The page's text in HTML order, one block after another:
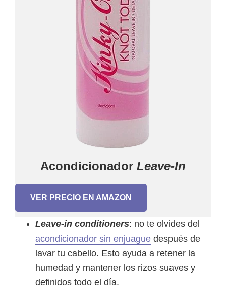
Acondicionador Leave-In
VER PRECIO EN AMAZON
Leave-in conditioners: no te olvides del
acondicionador sin enjuague después de
lavar tu cabello. Esto ayuda a retener la
humedad y mantener los rizos suaves y
definidos todo el día.